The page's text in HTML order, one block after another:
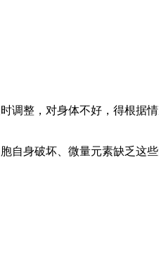
调整，对身体不好，得根据情
自身破坏、微量元素缺乏这